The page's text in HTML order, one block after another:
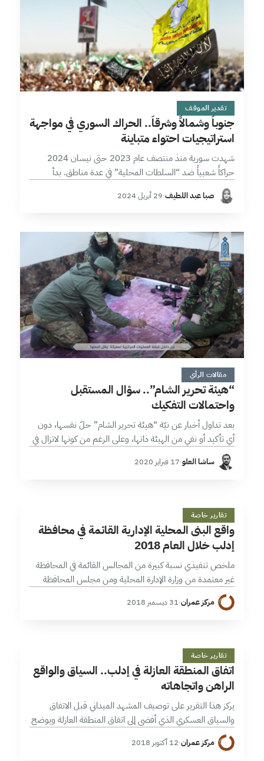
11 دقائق
تقدير الموقف
جنوباً وشمالاً وشرقاً.. الحراك السوري في مواجهة
استراتيجيات احتواء متباينة
شهدت سورية منذ منتصف عام 2023 حتى نيسان 2024
حراكاً شعبياً ضد “السلطات المحلية” في عدة مناطق. بدأ
الحراك في منطقة شمال شرق سورية، إذ انتفض أبناء العشائر
العربية ضد…
صبا عبد اللطيف·29 أبريل 2024
6 دقائق
مقالات الرأي
“هيئة تحرير الشام”.. سؤال المستقبل
واحتمالات التفكيك
بعد تداول أخبار عن نيّة “هيئة تحرير الشام” حلّ نفسها، دون
أي تأكيد أو نفي من الهيئة ذاتها، وعلى الرغم من كونها لاتزال في
إطار الإشاعات، تعود تلك الأخبار لتثير…
ساشا العلو·17 فبراير 2020
و
24 دقائق
تقارير خاصة
واقع البنى المحلية الإدارية القائمة في محافظة
إدلب خلال العام 2018
ملخص تنفيذي نسبة كبيرة من المجالس القائمة في المحافظة
غير معتمدة من وزارة الإدارة المحلية ومن مجلس المحافظة
وفقاً للأنظمة والقوانين المعمول بها؛ تجري أغلبية مجالس
محافظة إدلب انتخابات دورية؛…
مركز عمران·31 ديسمبر 2018
ا
11 دقائق
تقارير خاصة
اتفاق المنطقة العازلة في إدلب.. السياق والواقع
الراهن واتجاهاته
يركز هذا التقرير على توصيف المشهد الميداني قبل الاتفاق
والسياق العسكري الذي أفضى إلى اتفاق المنطقة العازلة ويوضح
طبيعة هذا الاتفاق ودوافعه ومواقف القوى الميدانية حياله،
مستعرضاً أبرز التحديات التي…
مركز عمران·12 أكتوبر 2018